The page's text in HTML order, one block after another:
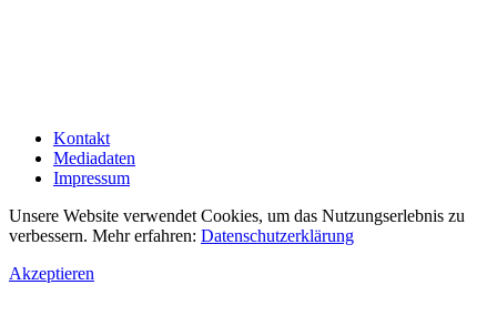
Kontakt
Mediadaten
Impressum
Unsere Website verwendet Cookies, um das Nutzungserlebnis zu
verbessern. Mehr erfahren: Datenschutzerklärung
Akzeptieren